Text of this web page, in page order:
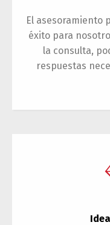
El asesoramiento
éxito para
la consulta,
respuestas